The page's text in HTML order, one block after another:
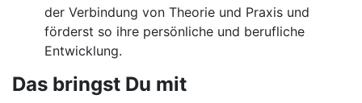
der Verbindung von Theorie und Praxis und
förderst so ihre persönliche und berufliche
Entwicklung.
Das bringst Du mit